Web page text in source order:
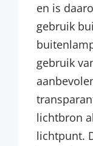
en is
gebruik
gebruik
lichtbron
lichtpunt.